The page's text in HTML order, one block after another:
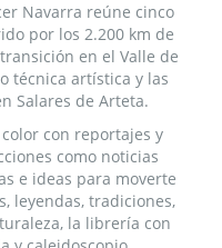
Navarra reúne cinco
por los 2.200 km de
en el Valle de
técnica artística y las
Salares de Arteta.
con reportajes y
como noticias
e ideas para moverte
leyendas, tradiciones,
la librería con